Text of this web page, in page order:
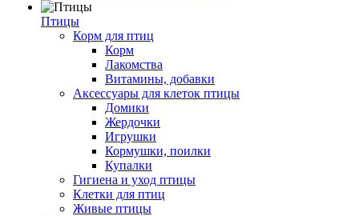
Птицы
Корм для птиц
Корм
Лакомства
Витамины, добавки
Аксессуары для клеток птицы
Домики
Жердочки
Игрушки
Кормушки, поилки
Купалки
Гигиена и уход птицы
Клетки для птиц
Живые птицы